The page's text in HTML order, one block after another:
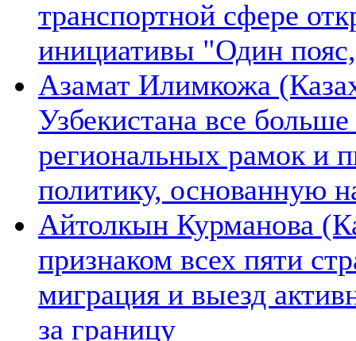
транспортной сфере
инициативы "Один
Азамат Илимкожа
Узбекистана все
региональных рамок и
политику, основанную
Айтолкын Курманова
признаком всех пяти
миграция и выезд
за границу